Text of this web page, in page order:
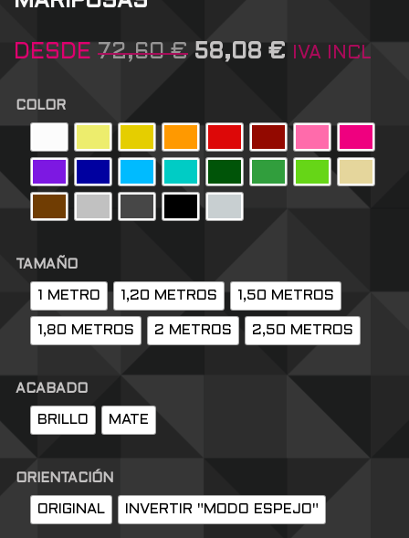
DESDE 72,60€ 58,08 € IVA INCL
COLOR
TAMAÑO
1 METRO 1,20 METROS 1,50 METROS
1,80 METROS 2 METROS 2,50 METROS
ACABADO
BRILLO MATE
ORIENTACIÓN
ORIGINAL INVERTIR "MODO ESPEJO"